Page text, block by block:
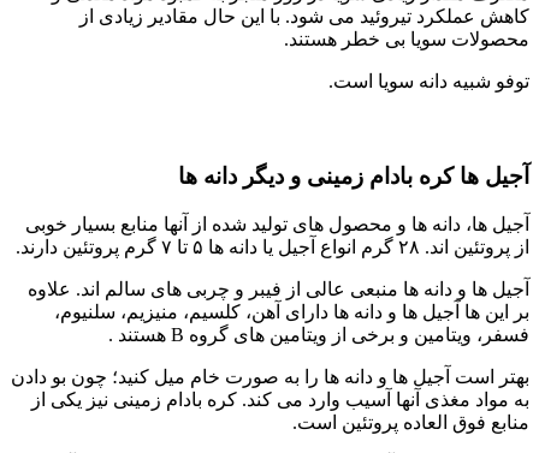
کاهش عملکرد تیروئید می شود. با این حال مقادیر زیادی از
محصولات سویا بی خطر هستند.
توفو شبیه دانه سویا است.
آجیل ها کره بادام زمینی و دیگر دانه ها
آجیل ها، دانه ها و محصول های تولید شده از آنها منابع بسیار خوبی
از پروتئین اند. ۲۸ گرم انواع آجیل یا دانه ها ۵ تا ۷ گرم پروتئین دارند.
آجیل ها و دانه ها منبعی عالی از فیبر و چربی های سالم اند. علاوه
بر این ها آجیل ها و دانه ها دارای آهن، کلسیم، منیزیم، سلنیوم،
فسفر، ویتامین و برخی از ویتامین های گروه B هستند .
بهتر است آجیل ها و دانه ها را به صورت خام میل کنید؛ چون بو دادن
به مواد مغذی آنها آسیب وارد می کند. کره بادام زمینی نیز یکی از
منابع فوق العاده پروتئین است.